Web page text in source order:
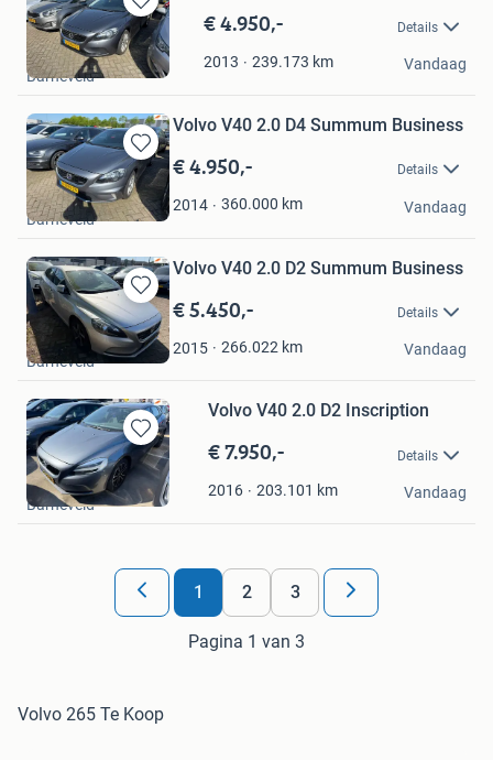
Bewaren
in
Mijn
Favorieten
€ 4.950,- Details
2013 239.173 km
Kadour's Auto's
Barneveld
Vandaag
Bewaren
in
Mijn
Favorieten
Volvo V40 2.0 D4 Summum Business
€ 4.950,- Details
2014 360.000 km
Kadour's Auto's
Barneveld
Vandaag
Bewaren
in
Mijn
Favorieten
Volvo V40 2.0 D2 Summum Business
€ 5.450,- Details
2015 266.022 km
Kadour's Auto's
Barneveld
Vandaag
Bewaren
in
Mijn
Favorieten
Volvo V40 2.0 D2 Inscription
€ 7.950,- Details
2016 203.101 km
Kadour's Auto's
Barneveld
Vandaag
1 2 3
Pagina 1 van 3
Volvo 265 Te Koop